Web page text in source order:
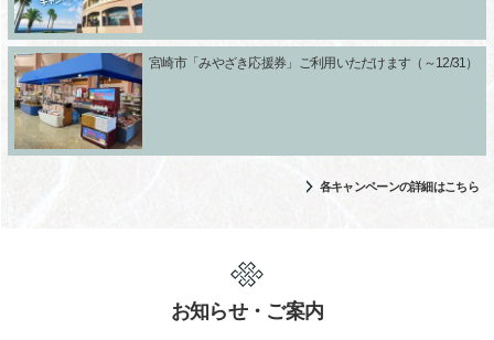
宮崎市「みやざき応援券」ご利用いただけます（～12/31）
各キャンペーンの詳細はこちら
お知らせ・ご案内